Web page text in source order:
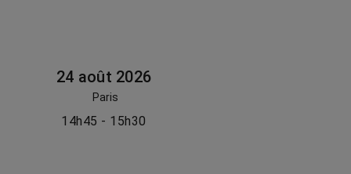
24 août 2026
Paris
14h45 - 15h30